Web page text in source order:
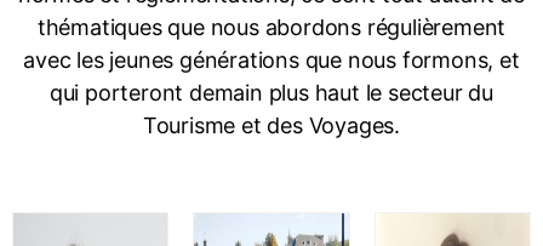
thématiques que nous abordons régulièrement
avec les jeunes générations que nous formons, et
qui porteront demain plus haut le secteur du
Tourisme et des Voyages.